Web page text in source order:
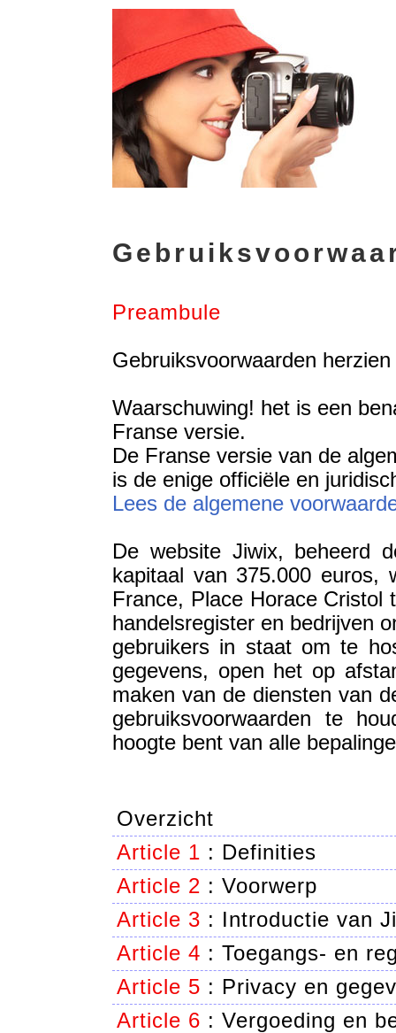
Preambule
Gebruiksvoorwaarden
Waarschuwing! het is een
Franse versie.
De Franse versie van de
is de enige officiële en
Lees de algemene
De website Jiwix, beheerd
kapitaal van 375.000 euros,
France, Place Horace
handelsregister en bedrijven
gebruikers in staat om te
gegevens, open het op
maken van de diensten van
gebruiksvoorwaarden te
hoogte bent van alle
Overzicht
Article 1 : Definities
Article 2 : Voorwerp
Article 3 : Introductie van
Article 4 : Toegangs- en
Article 5 : Privacy en
Article 6 : Vergoeding en